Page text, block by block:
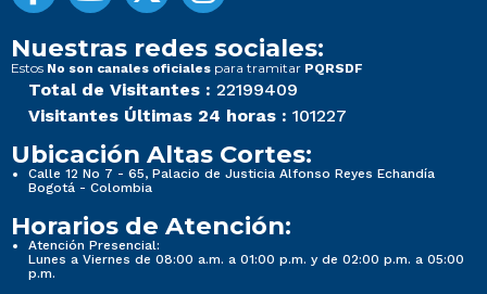
Nuestras redes sociales:
Estos No son canales oficiales para tramitar PQRSDF
Total de Visitantes : 22199409
Visitantes Últimas 24 horas : 101227
Ubicación Altas Cortes:
Calle 12 No 7 - 65, Palacio de Justicia Alfonso Reyes Echandía
Bogotá - Colombia
Horarios de Atención:
Atención Presencial:
Lunes a Viernes de 08:00 a.m. a 01:00 p.m. y de 02:00 p.m. a 05:00
p.m.